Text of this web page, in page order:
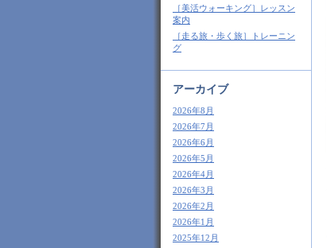
［美活ウォーキング］レッスン
案内
［走る旅・歩く旅］トレーニン
グ
アーカイブ
2026年8月
2026年7月
2026年6月
2026年5月
2026年4月
2026年3月
2026年2月
2026年1月
2025年12月